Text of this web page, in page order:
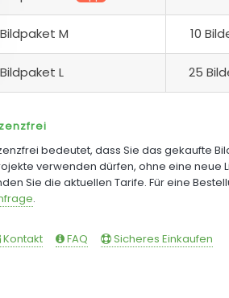
Bildpaket M 10
Bildpaket L 25
bedeutet, dass Sie das gekaufte
verwenden dürfen, ohne eine neue
Sie die aktuellen Tarife. Für eine
.
Kontakt FAQ Sicheres Einkaufen